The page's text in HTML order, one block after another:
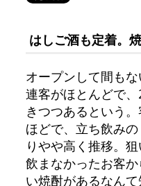
はしご酒も定着。
オープンして間も
連客がほとんどで
きつつあるという
ほどで、立ち飲み
りやや高く推移。
飲まなかったお客
い焼酎があるなん